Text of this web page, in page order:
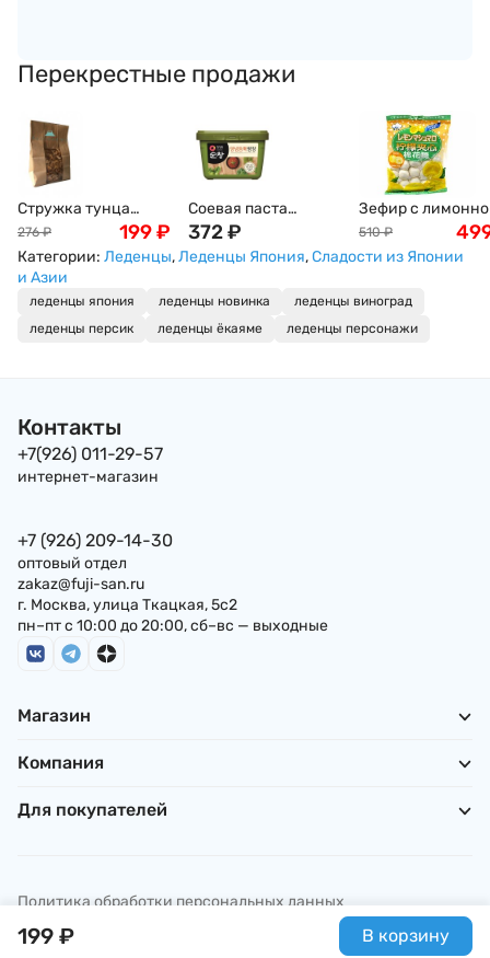
199 ₽ В корзину
Перекрестные продажи
Стружка тунца
Бонито (Bonito), 50г
276 ₽ 199₽
Соевая паста
Сингсонг Самдян
среднеострая,
372₽
Зефир с
начинкой, EIWA,
510 ₽
Категории: Леденцы,Леденцы Япония,Сладости из Японии
и Азии
леденцы япония леденцы новинка
леденцы виноград
леденцы персик
леденцы ёкаяме леденцы персонажи
Контакты
+7(926) 011-29-57
интернет-магазин
+7 (926) 209-14-30
оптовый отдел
zakaz@fuji-san.ru
г. Москва, улица Ткацкая, 5с2
пн–пт с 10:00 до 20:00, сб–вс — выходные
Магазин
Компания
Для покупателей
Политика обработки персональных данных